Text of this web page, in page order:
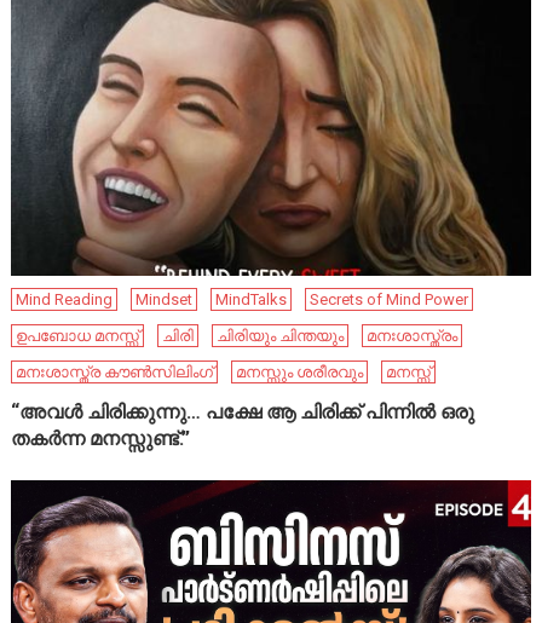
Mind Reading Mindset MindTalks
Secrets of Mind Power
ഉപബോധ മനസ്സ്
ചിരി ചിരിയും ചിന്തയും
മനഃശാസ്ത്രം
മനഃശാസ്ത്ര കൗൺസിലിംഗ്
മനസ്സും ശരീരവും മനസ്സ്
“അവൾ ചിരിക്കുന്നു… പക്ഷേ ആ ചിരിക്ക് പിന്നിൽ ഒരു
തകർന്ന മനസ്സുണ്ട്.”